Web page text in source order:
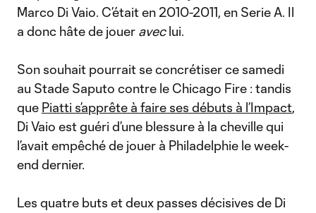
Marco Di Vaio. C’était en 2010-2011, en Serie A. Il
a donc hâte de jouer aveclui.
Son souhait pourrait se concrétiser ce samedi
au Stade Saputo contre le Chicago Fire : tandis
que Piatti s’apprête à faire ses débuts à l’Impact,
Di Vaio est guéri d’une blessure à la cheville qui
l’avait empêché de jouer à Philadelphie le week-
end dernier.
Les quatre buts et deux passes décisives de Di